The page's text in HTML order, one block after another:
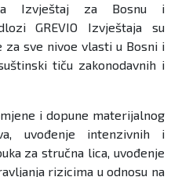
Izvještaj za Bosnu i
GREVIO Izvještaja su
sve nivoe vlasti u Bosni i
tiču zakonodavnih i
i dopune materijalnog
uvođenje intenzivnih i
za stručna lica, uvođenje
rizicima u odnosu na